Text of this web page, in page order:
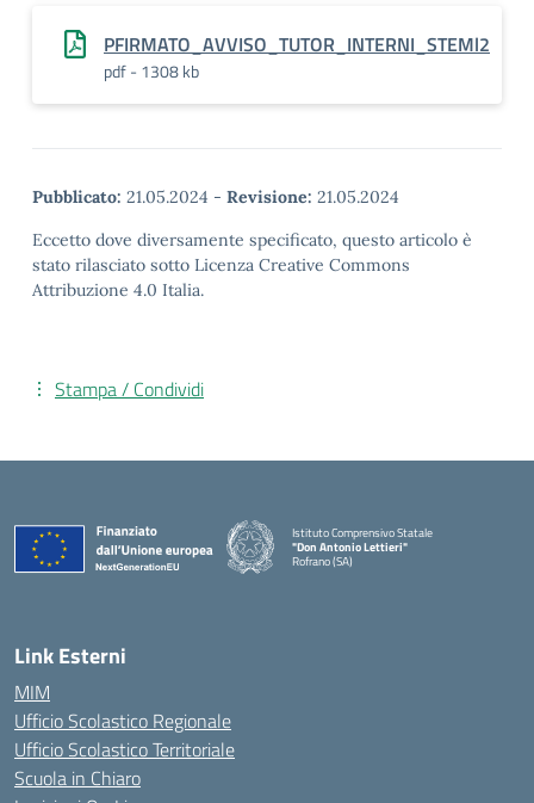
PFIRMATO_AVVISO_TUTOR_INTERNI_STEMl2
pdf - 1308 kb
Pubblicato: 21.05.2024 - Revisione: 21.05.2024
Eccetto dove diversamente specificato, questo articolo è
stato rilasciato sotto Licenza Creative Commons
Attribuzione 4.0 Italia.
Stampa / Condividi
Istituto Comprensivo Statale
"Don Antonio Lettieri"
Rofrano (SA)
Link Esterni
MIM
Ufficio Scolastico Regionale
Ufficio Scolastico Territoriale
Scuola in Chiaro